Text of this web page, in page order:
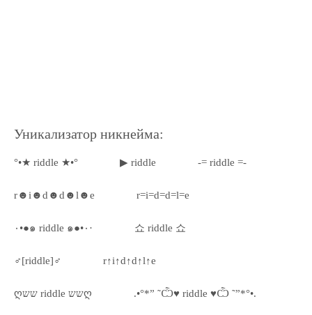
Уникализатор никнейма:
°•★ riddle ★•° ▶ riddle -= riddle =-
r☻i☻d☻d☻l☻e r=i=d=d=l=e
٠•●๑ riddle ๑●•٠· 쇼 riddle 쇼
♂[riddle]♂ r↑i↑d↑d↑l↑e
ღשש riddle ששღ .•°*” ˜Ѽ♥ riddle ♥Ѽ ˜”*°•.